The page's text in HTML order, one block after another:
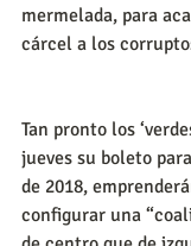
mermelada, para
cárcel a los
Tan pronto los
jueves su boleto
de 2018,
configurar una